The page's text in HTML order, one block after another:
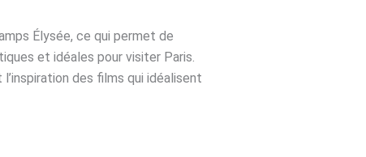
Élysée, ce qui permet de
et idéales pour visiter Paris.
des films qui idéalisent